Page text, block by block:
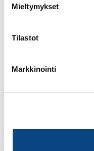
Mieltymykset
Tilastot
Markkinointi
95.93€ /kpl